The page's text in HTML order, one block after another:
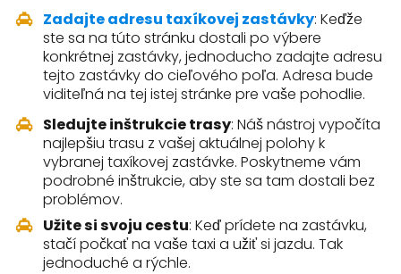
Zadajte adresu taxíkovej zastávky: Keďže
ste sa na túto stránku dostali po výbere
konkrétnej zastávky, jednoducho zadajte adresu
tejto zastávky do cieľového poľa. Adresa bude
viditeľná na tej istej stránke pre vaše pohodlie.
Sledujte inštrukcie trasy: Náš nástroj vypočíta
najlepšiu trasu z vašej aktuálnej polohy k
vybranej taxíkovej zastávke. Poskytneme vám
podrobné inštrukcie, aby ste sa tam dostali bez
problémov.
Užite si svoju cestu: Keď prídete na zastávku,
stačí počkať na vaše taxi a užiť si jazdu. Tak
jednoduché a rýchle.